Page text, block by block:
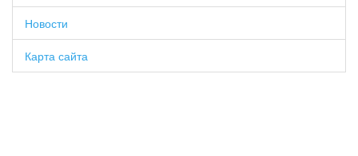
Новости
Карта сайта